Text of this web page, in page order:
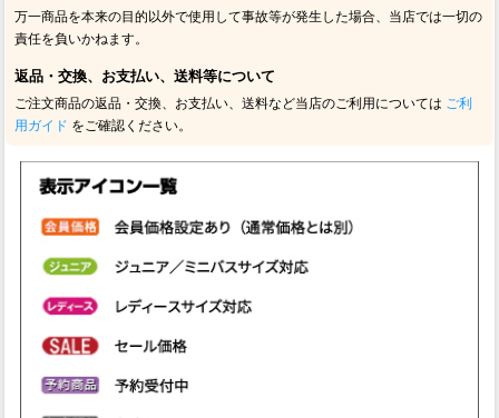
万一商品を本来の目的以外で使用して事故等が発生した場合、当店では一切の
責任を負いかねます。
返品・交換、お支払い、送料等について
ご注文商品の返品・交換、お支払い、送料など当店のご利用については ご利
用ガイド をご確認ください。